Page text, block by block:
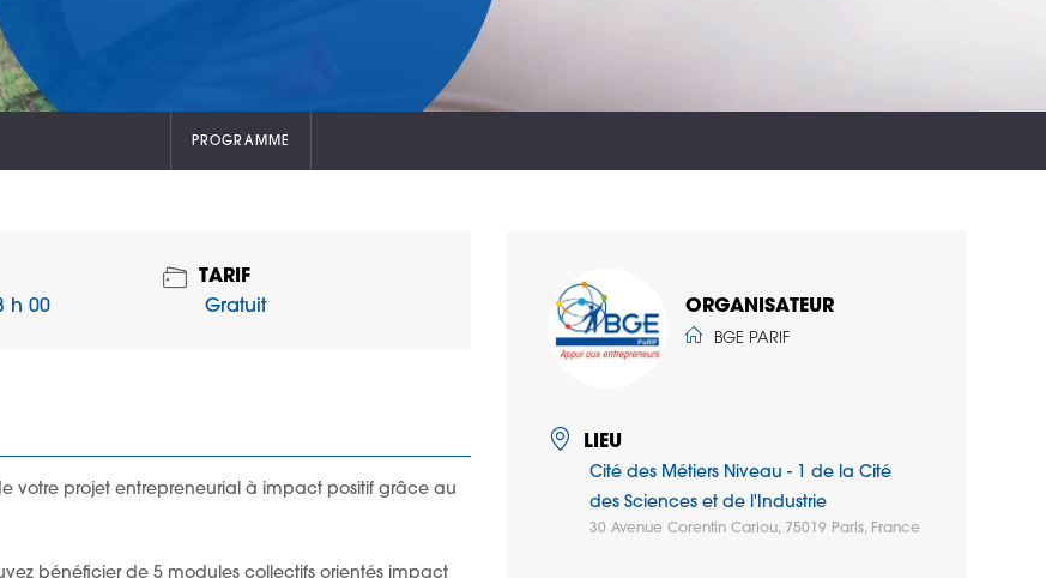
PROGRAMME
h 00
TARIF
Gratuit
votre projet entrepreneurial à impact positif grâce au
bénéficier de 5 modules collectifs orientés impact
ORGANISATEUR
BGE PARIF
LIEU
Cité des Métiers Niveau - 1 de la Cité
des Sciences et de l'Industrie
30 Avenue Corentin Cariou, 75019 Paris, France